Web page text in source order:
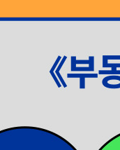
문제다
적정한 부담을 주는 정책
’라는 착각｜‘정부 개
한민국이 지향해야 할